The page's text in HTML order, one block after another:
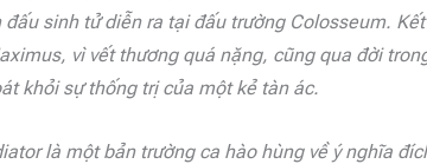
sinh tử diễn ra tại đấu trường Colosseum.
vì vết thương quá nặng, cũng qua đời
khỏi sự thống trị của một kẻ tàn ác.
là một bản trường ca hào hùng về ý nghĩa